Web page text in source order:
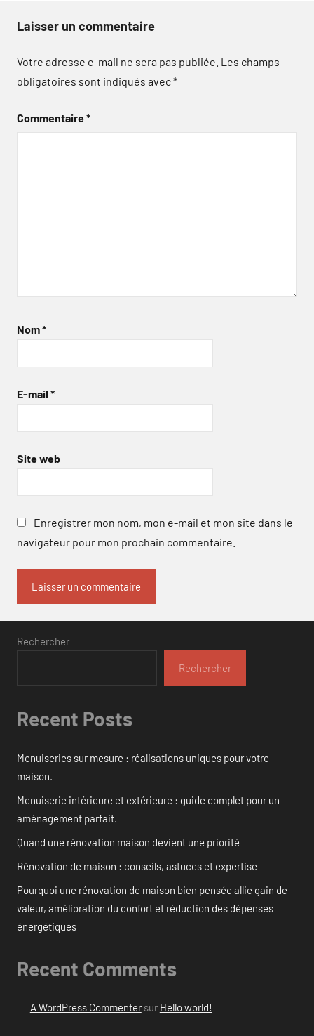
Laisser un commentaire
Votre adresse e-mail ne sera pas publiée. Les champs
obligatoires sont indiqués avec*
Commentaire*
Nom*
E-mail *
Site web
Enregistrer mon nom, mon e-mail et mon site dans le
navigateur pour mon prochain commentaire.
Rechercher
Rechercher
Recent Posts
Menuiseries sur mesure : réalisations uniques pour votre
maison.
Menuiserie intérieure et extérieure : guide complet pour un
aménagement parfait.
Quand une rénovation maison devient une priorité
Rénovation de maison : conseils, astuces et expertise
Pourquoi une rénovation de maison bien pensée allie gain de
valeur, amélioration du confort et réduction des dépenses
énergétiques
Recent Comments
A WordPress Commentersur Hello world!